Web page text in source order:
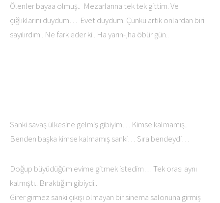
Ölenler bayaa olmuş.. Mezarlarına tek tek gittim. Ve
çığlıklarını duydum… Evet duydum. Çünkü artık onlardan biri
sayılırdım.. Ne fark eder ki.. Ha yarın-,ha öbür gün..
Sanki savaş ülkesine gelmiş gibiyim… Kimse kalmamış..
Benden başka kimse kalmamış sanki… Sıra bendeydi…
Doğup büyüdüğüm evime gitmek istedim… Tek orası aynı
kalmıştı.. Bıraktığım gibiydi..
Girer girmez sanki çıkışı olmayan bir sinema salonuna girmiş